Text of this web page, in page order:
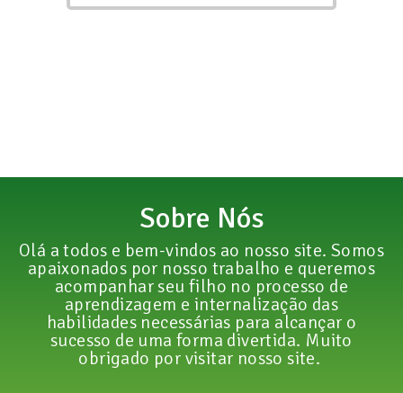
Sobre Nós
Olá a todos e bem-vindos ao nosso site. Somos
apaixonados por nosso trabalho e queremos
acompanhar seu filho no processo de
aprendizagem e internalização das
habilidades necessárias para alcançar o
sucesso de uma forma divertida. Muito
obrigado por visitar nosso site.